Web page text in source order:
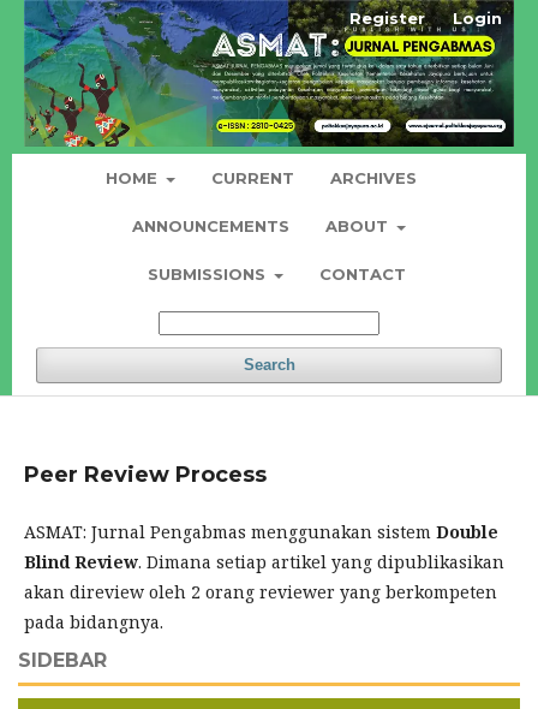
HOME CURRENT ARCHIVES
ANNOUNCEMENTS ABOUT
SUBMISSIONS CONTACT
Search
Register Login
Peer Review Process
ASMAT: Jurnal Pengabmas menggunakan sistem Double
Blind Review. Dimana setiap artikel yang dipublikasikan
akan direview oleh 2 orang reviewer yang berkompeten
pada bidangnya.
SIDEBAR